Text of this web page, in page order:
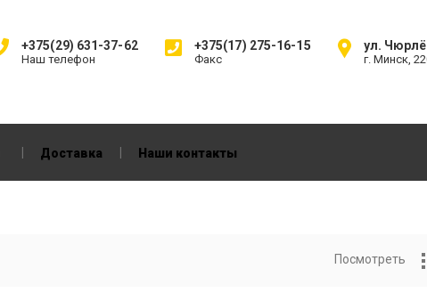
+375(29) 631-37-62
Наш телефон
+375(17) 275-16-15
Факс
ул.
г. Минск,
Доставка Наши контакты
Посмотреть